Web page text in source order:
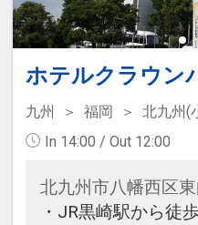
ホテルクラウン
九州 福岡
北九州(
In 14:00 / Out 12:00
北九州市八幡西区
・JR黒崎駅から徒